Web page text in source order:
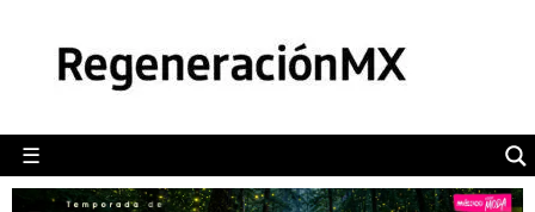
☰
POLÍTICA
CAMALEÓN